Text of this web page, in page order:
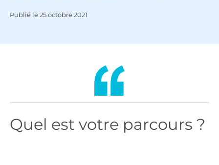
Publié le25 octobre 2021
Quel est votre parcours ?